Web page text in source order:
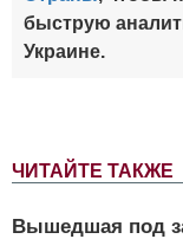
ЧИТАЙТЕ ТАКЖЕ
Вышедшая под
быструю
Украине.